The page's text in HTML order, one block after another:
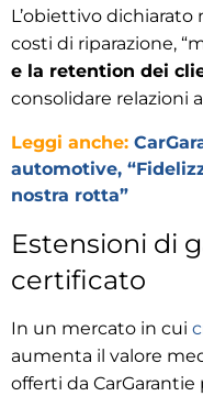
L’obiettivo
costi di riparazione,
e la retention dei
consolidare relazioni
Leggi anche:
automotive,
nostra rotta”
Estensioni di
certificato
In un mercato in cui
aumenta il valore
offerti da